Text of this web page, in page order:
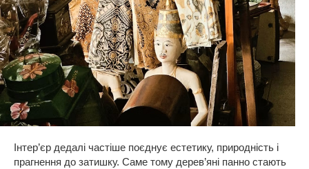
Інтер’єр дедалі частіше поєднує естетику, природність і
прагнення до затишку. Саме тому дерев’яні панно стають